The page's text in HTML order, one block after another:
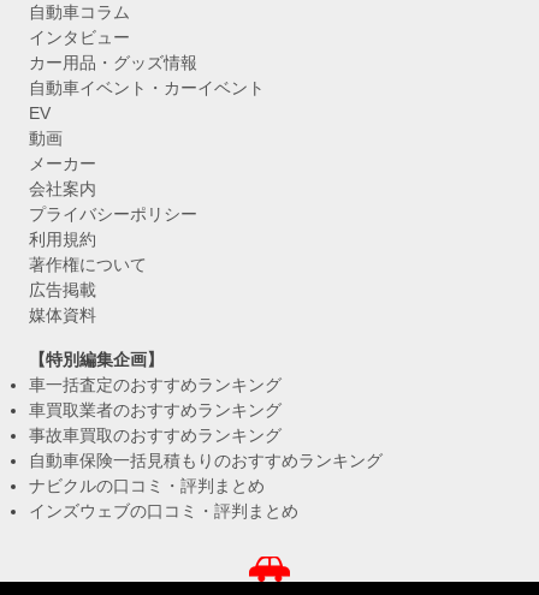
自動車コラム
インタビュー
カー用品・グッズ情報
自動車イベント・カーイベント
EV
動画
メーカー
会社案内
プライバシーポリシー
利用規約
著作権について
広告掲載
媒体資料
【特別編集企画】
車一括査定のおすすめランキング
車買取業者のおすすめランキング
事故車買取のおすすめランキング
自動車保険一括見積もりのおすすめランキング
ナビクルの口コミ・評判まとめ
インズウェブの口コミ・評判まとめ